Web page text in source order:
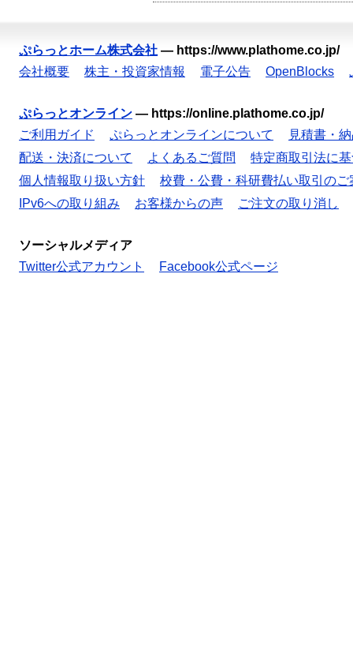
ぷらっとホーム株式会社 — https://www.plathome.co.jp/
会社概要
株主・投資家情報 電子公告 OpenBlocks
ぷらっとオンライン — https://online.plathome.co.jp/
ご利用ガイド
ぷらっとオンラインについて
見積書・
配送・決済について
よくあるご質問
特定商取引法に
個人情報取り扱い方針
校費・公費・科研費払い取引のご
IPv6への取り組み
お客様からの声 ご注文の取り消し
ソーシャルメディア
Twitter公式アカウント
Facebook公式ページ